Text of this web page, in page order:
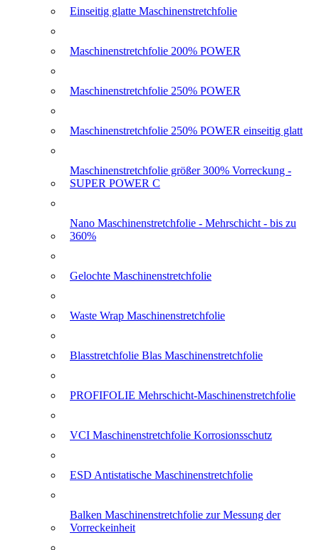
Einseitig glatte Maschinenstretchfolie
Maschinenstretchfolie 200% POWER
Maschinenstretchfolie 250% POWER
Maschinenstretchfolie 250% POWER einseitig glatt
Maschinenstretchfolie größer 300% Vorreckung -
SUPER POWER C
Nano Maschinenstretchfolie - Mehrschicht - bis zu
360%
Gelochte Maschinenstretchfolie
Waste Wrap Maschinenstretchfolie
Blasstretchfolie Blas Maschinenstretchfolie
PROFIFOLIE Mehrschicht-Maschinenstretchfolie
VCI Maschinenstretchfolie Korrosionsschutz
ESD Antistatische Maschinenstretchfolie
Balken Maschinenstretchfolie zur Messung der
Vorreckeinheit